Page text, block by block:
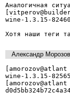
Аналогичная
wine-1.3.15-
Хотя наши теги
Александр Морозов
wine-1.3.15-